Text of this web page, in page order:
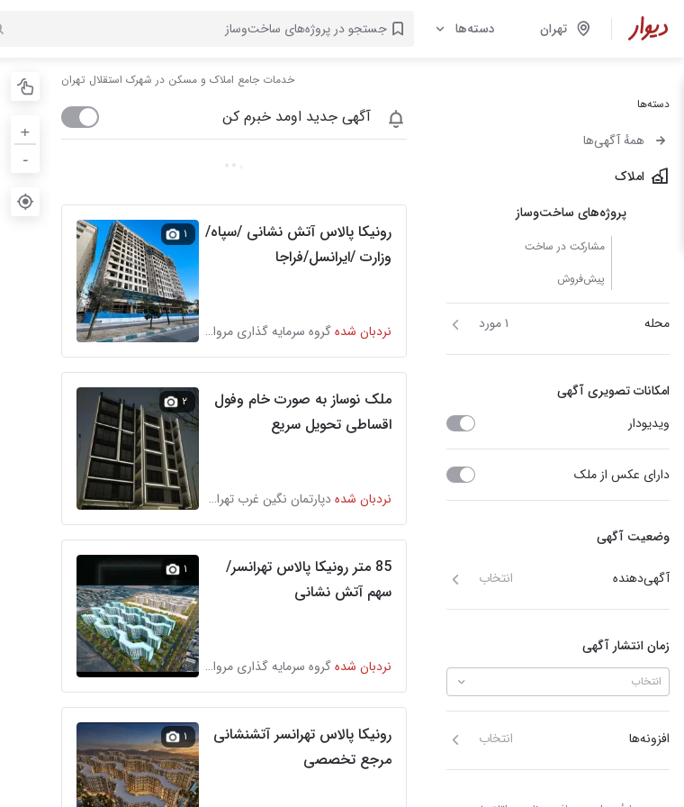
تهران دسته‌ها
دسته‌ها
همهٔ آگهی‌ها
املاک
پروژه‌های ساخت‌وساز
مشارکت در ساخت
پیش‌فروش
محله ۱ مورد
امکانات تصویری آگهی
ویدیو‌دار
دارای عکس از ملک
وضعیت آگهی
آگهی‌دهنده انتخاب
زمان انتشار آگهی
انتخاب
افزونه‌ها انتخاب
خدمات جامع املاک و مسکن در شهرک استقلال تهران
آگهی جدید اومد خبرم کن
رونیکا پالاس آتش نشانی /سپاه/
وزارت /ایرانسل/فراجا
نردبان شده گروه سرمایه گذاری مروارید در شهرک استقلال
۱
ملک نوساز به صورت خام وفول
اقساطی تحویل سریع
نردبان شده دپارتمان نگین غرب تهران در شهرک استقلال
۲
85 متر رونیکا پالاس تهرانسر/
سهم آتش نشانی
نردبان شده گروه سرمایه گذاری مروارید در شهرک استقلال
۱
رونیکا پالاس تهرانسر آتشنشانی
مرجع تخصصی
۱
+
-